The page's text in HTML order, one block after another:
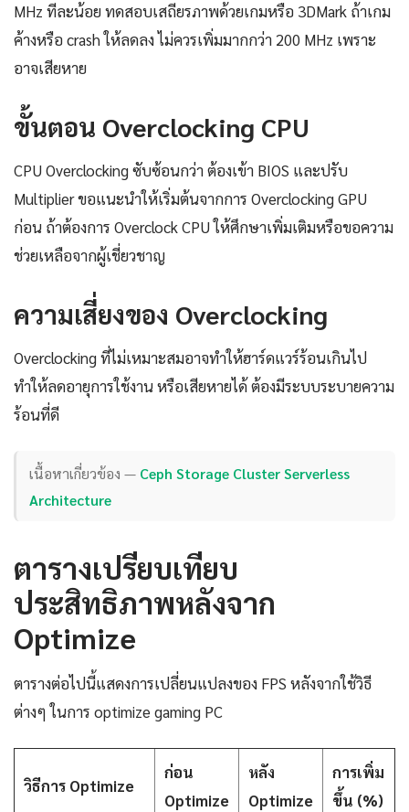
MHz ทีละน้อย ทดสอบเสถียรภาพด้วยเกมหรือ 3DMark ถ้าเกม
ค้างหรือ crash ให้ลดลง ไม่ควรเพิ่มมากกว่า 200 MHz เพราะ
อาจเสียหาย
ขั้นตอน Overclocking CPU
CPU Overclocking ซับซ้อนกว่า ต้องเข้า BIOS และปรับ
Multiplier ขอแนะนำให้เริ่มต้นจากการ Overclocking GPU
ก่อน ถ้าต้องการ Overclock CPU ให้ศึกษาเพิ่มเติมหรือขอความ
ช่วยเหลือจากผู้เชี่ยวชาญ
ความเสี่ยงของ Overclocking
Overclocking ที่ไม่เหมาะสมอาจทำให้ฮาร์ดแวร์ร้อนเกินไป
ทำให้ลดอายุการใช้งาน หรือเสียหายได้ ต้องมีระบบระบายความ
ร้อนที่ดี
เนื้อหาเกี่ยวข้อง — Ceph Storage Cluster Serverless
Architecture
ตารางเปรียบเทียบ
ประสิทธิภาพหลังจาก
Optimize
ตารางต่อไปนี้แสดงการเปลี่ยนแปลงของ FPS หลังจากใช้วิธี
ต่างๆ ในการ optimize gaming PC
วิธีการ Optimize
ก่อน
Optimize
หลัง
Optimize
การเพิ่ม
ขึ้น (%)